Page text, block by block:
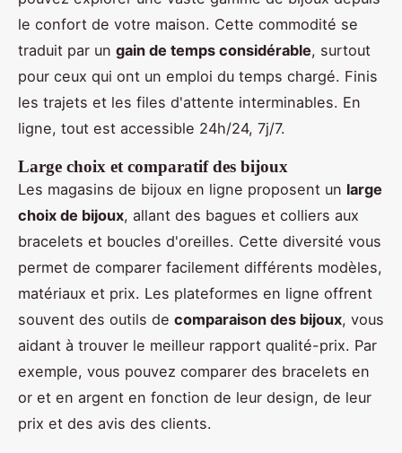
le confort de votre maison. Cette commodité se
traduit par un gain de temps considérable, surtout
pour ceux qui ont un emploi du temps chargé. Finis
les trajets et les files d'attente interminables. En
ligne, tout est accessible 24h/24, 7j/7.
Large choix et comparatif des bijoux
Les magasins de bijoux en ligne proposent un large
choix de bijoux, allant des bagues et colliers aux
bracelets et boucles d'oreilles. Cette diversité vous
permet de comparer facilement différents modèles,
matériaux et prix. Les plateformes en ligne offrent
souvent des outils de comparaison des bijoux, vous
aidant à trouver le meilleur rapport qualité-prix. Par
exemple, vous pouvez comparer des bracelets en
or et en argent en fonction de leur design, de leur
prix et des avis des clients.